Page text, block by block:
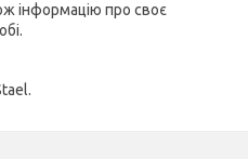
інформацію про своє